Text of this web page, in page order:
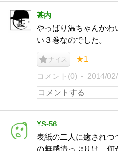
甚内
やっぱり温ちゃんかわ
い３巻なのでした。
ナイス ★1
コメント(0) 2014/
YS-56
表紙の二人に癒されつ
の無感情っぷりは、何